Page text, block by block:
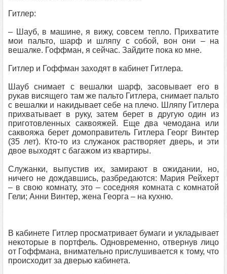
Гитлер:
– Шауб, в машине, я вижу, совсем тепло. Прихватите
мои пальто, шарф и шляпу с собой, вон они – на
вешалке. Гоффман, я сейчас. Зайдите пока ко мне.
Гитлер и Гоффман заходят в кабинет Гитлера.
Шауб снимает с вешалки шарф, засовывает его в
рукав висящего там же пальто Гитлера, снимает пальто
с вешалки и накидывает себе на плечо. Шляпу Гитлера
прихватывает в руку, затем берет в другую один из
приготовленных саквояжей. Еще два чемодана или
саквояжа берет домоправитель Гитлера Георг Винтер
(35 лет). Кто-то из служанок растворяет дверь, и эти
двое выходят с багажом из квартиры.
Служанки, выпустив их, замирают в ожидании, но,
ничего не дождавшись, разбредаются: Мария Рейхерт
– в свою комнату, это – соседняя комната с комнатой
Гели; Анни Винтер, жена Георга – на кухню.
В кабинете Гитлер просматривает бумаги и укладывает
некоторые в портфель. Одновременно, отвернув лицо
от Гоффмана, внимательно прислушивается к тому, что
происходит за дверью кабинета.